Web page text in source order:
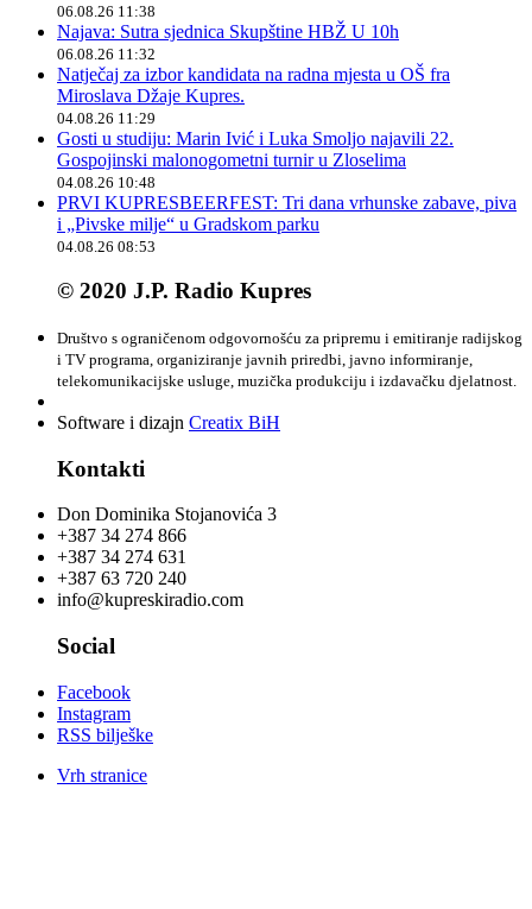
06.08.26 11:38
Najava: Sutra sjednica Skupštine HBŽ U 10h
06.08.26 11:32
Natječaj za izbor kandidata na radna mjesta u OŠ fra
Miroslava Džaje Kupres.
04.08.26 11:29
Gosti u studiju: Marin Ivić i Luka Smoljo najavili 22.
Gospojinski malonogometni turnir u Zloselima
04.08.26 10:48
PRVI KUPRESBEERFEST: Tri dana vrhunske zabave, piva
i „Pivske milje“ u Gradskom parku
04.08.26 08:53
© 2020 J.P. Radio Kupres
Društvo s ograničenom odgovornošću za pripremu i emitiranje radijskog
i TV programa, organiziranje javnih priredbi, javno informiranje,
telekomunikacijske usluge, muzička produkciju i izdavačku djelatnost.
Software i dizajn Creatix BiH
Kontakti
Don Dominika Stojanovića 3
+387 34 274 866
+387 34 274 631
+387 63 720 240
info@kupreskiradio.com
Social
Facebook
Instagram
RSS bilješke
Vrh stranice